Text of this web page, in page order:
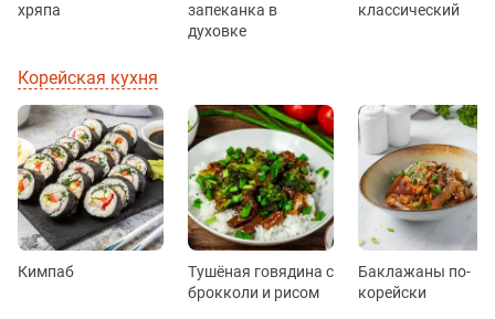
хряпа
запеканка в
духовке
классический
Корейская кухня
Кимпаб
Тушёная говядина с
брокколи и рисом
Баклажаны по-
корейски